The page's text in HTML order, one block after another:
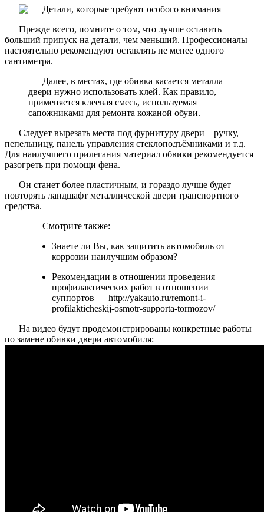
Прежде всего, помните о том, что лучше оставить
больший припуск на детали, чем меньший. Профессионалы
настоятельно рекомендуют оставлять не менее одного
сантиметра.
Далее, в местах, где обивка касается металла
двери нужно использовать клей. Как правило,
применяется клеевая смесь, используемая
сапожниками для ремонта кожаной обуви.
Следует вырезать места под фурнитуру двери – ручку,
пепельницу, панель управления стеклоподъёмниками и т.д.
Для наилучшего прилегания материал обвики рекомендуется
разогреть при помощи фена.
Он станет более пластичным, и гораздо лучше будет
повторять ландшафт металлической двери транспортного
средства.
Смотрите также:
Знаете ли Вы, как защитить автомобиль от
коррозии наилучшим образом?
Рекомендации в отношении проведения
профилактических работ в отношении
суппортов — http://yakauto.ru/remont-i-
profilakticheskij-osmotr-supporta-tormozov/
На видео будут продемонстрированы конкретные работы
по замене обивки двери автомобиля: